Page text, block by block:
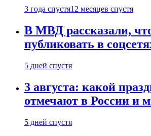
3 года спустя12 месяцев спустя
В МВД рассказали,
публиковать в
5 дней спустя
3 августа: какой
отмечают в России и
5 дней спустя